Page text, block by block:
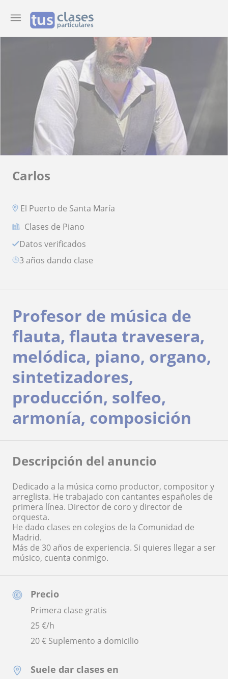
Carlos
El Puerto de Santa María
Clases de Piano
Datos verificados
3 años dando clase
Precio
Primera clase gratis
25€/h
20 € Suplemento a domicilio
Suele dar clases en
Profesor de música de
flauta, flauta travesera,
melódica, piano, organo,
sintetizadores,
producción, solfeo,
armonía, composición
Descripción del anuncio
Dedicado a la música como productor, compositor y
arreglista. He trabajado con cantantes españoles de
primera línea. Director de coro y director de
orquesta.
He dado clases en colegios de la Comunidad de
Madrid.
Más de 30 años de experiencia. Si quieres llegar a ser
músico, cuenta conmigo.